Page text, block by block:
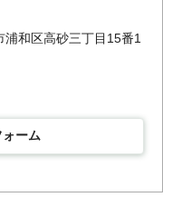
和区高砂三丁目15番1
ーム